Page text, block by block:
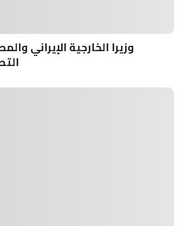
وزيرا الخارجية الإيراني